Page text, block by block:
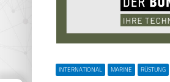
INTERNATIONAL MARINE RÜSTUNG